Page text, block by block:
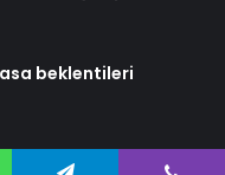
beklentileri